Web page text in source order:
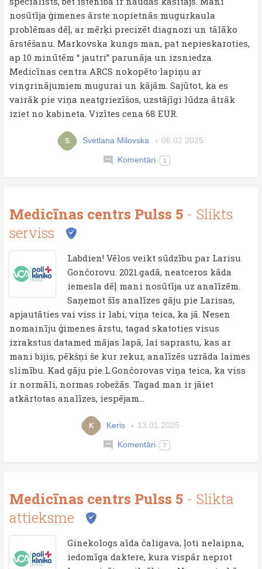
nosūtīja ģimenes ārste nopietnās mugurkaula
problēmas dēļ, ar mērķi precizēt diagnozi un tālāko
ārstēšanu. Markovska kungs man, pat nepieskaroties,
ap 10 minūtēm “ jautri” parunāja un izsniedza
Medicīnas centra ARCS nokopēto lapiņu ar
vingrinājumiem mugurai un kājām. Sajūtot, ka es
vairāk pie viņa neatgriezīšos, uzstājīgi lūdza ātrāk
iziet no kabineta. Vizītes cena 68 EUR.
S Svetlana Milovska 06.02.2025
Komentāri 1
Medicīnas centrs Pulss 5 - Slikts
serviss
Labdien! Vēlos veikt sūdzību par Larisu
Gončorovu. 2021.gadā, neatceros kāda
iemesla dēļ mani nosūtīja uz analīzēm.
Saņemot šīs analīzes gāju pie Larisas,
apjautāties vai viss ir labi, viņa teica, ka jā. Nesen
nomainīju ģimenes ārstu, tagad skatoties visus
izrakstus datamed mājas lapā, lai saprastu, kas ar
mani bijis, pēkšņi še kur rekur, analīzēs uzrāda laimes
slimību. Kad gāju pie L.Gončorovas viņa teica, ka viss
ir normāli, normas robežās. Tagad man ir jāiet
atkārtotas analīzes, iespējam...
K Keris 13.01.2025
Komentāri 7
Medicīnas centrs Pulss 5 - Slikta
attieksme
Ginekologs aīda čaligava, ļoti nelaipna,
iedomīga daktere, kura vispār neprot